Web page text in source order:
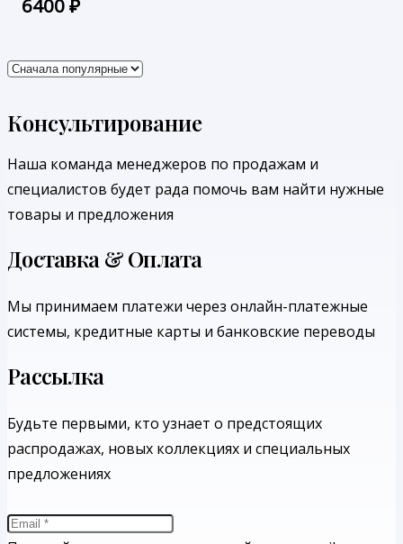
6400₽
Консультирование
Наша команда менеджеров по продажам и
специалистов будет рада помочь вам найти нужные
товары и предложения
Доставка & Оплата
Мы принимаем платежи через онлайн-платежные
системы, кредитные карты и банковские переводы
Рассылка
Будьте первыми, кто узнает о предстоящих
распродажах, новых коллекциях и специальных
предложениях